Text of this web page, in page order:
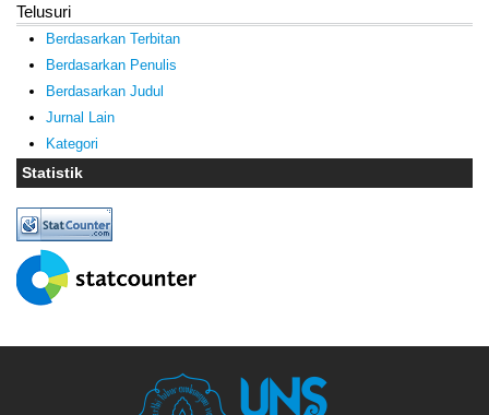
Telusuri
Berdasarkan Terbitan
Berdasarkan Penulis
Berdasarkan Judul
Jurnal Lain
Kategori
Statistik